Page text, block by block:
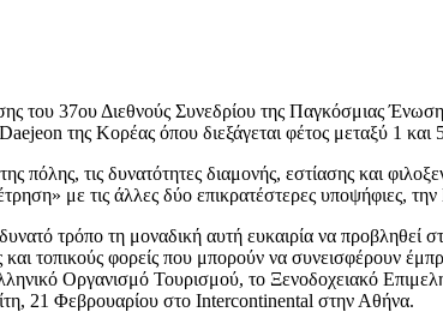
του 37ου Διεθνούς Συνεδρίου της Παγκόσμιας
της Κορέας όπου διεξάγεται φέτος μεταξύ 1
τις δυνατότητες διαμονής, εστίασης και
με τις άλλες δύο επικρατέστερες υποψήφιες,
τρόπο τη μοναδική αυτή ευκαιρία να προβληθεί
τοπικούς φορείς που μπορούν να συνεισφέρουν
Οργανισμό Τουρισμού, το Ξενοδοχειακό
21 Φεβρουαρίου στο Intercontinental στην Αθήνα.